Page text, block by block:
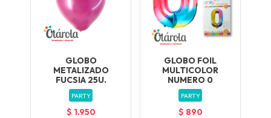
GLOBO
METALIZADO
FUCSIA 25U.
PARTY
$ 1.950
GLOBO FOIL
MULTICOLOR
NUMERO 0
PARTY
$ 890